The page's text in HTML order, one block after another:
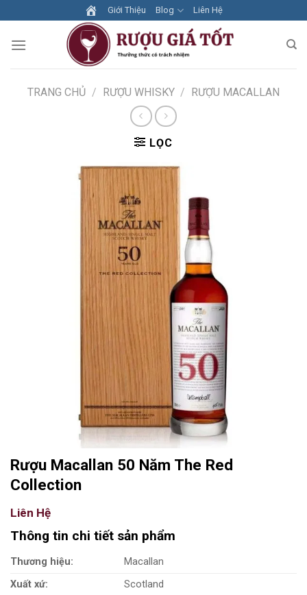
to
content
Giới Thiệu Blog Liên Hệ
TRANG CHỦ / RƯỢU WHISKY / RƯỢU MACALLAN
LỌC
Rượu Macallan 50 Năm The Red
Collection
Liên Hệ
Thông tin chi tiết sản phẩm
Thương hiệu:
Macallan
Xuất xứ:
Scotland